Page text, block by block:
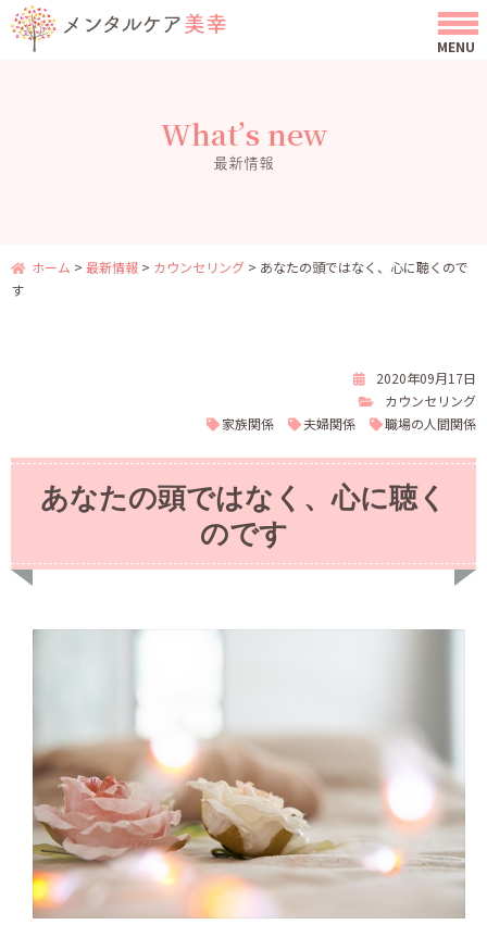
What’s new
最新情報
ホーム > 最新情報 > カウンセリング > あなたの頭ではなく、心に聴くので
す
2020年09月17日
カウンセリング
家族関係
夫婦関係 職場の人間関係
あなたの頭ではなく、心に聴く
のです